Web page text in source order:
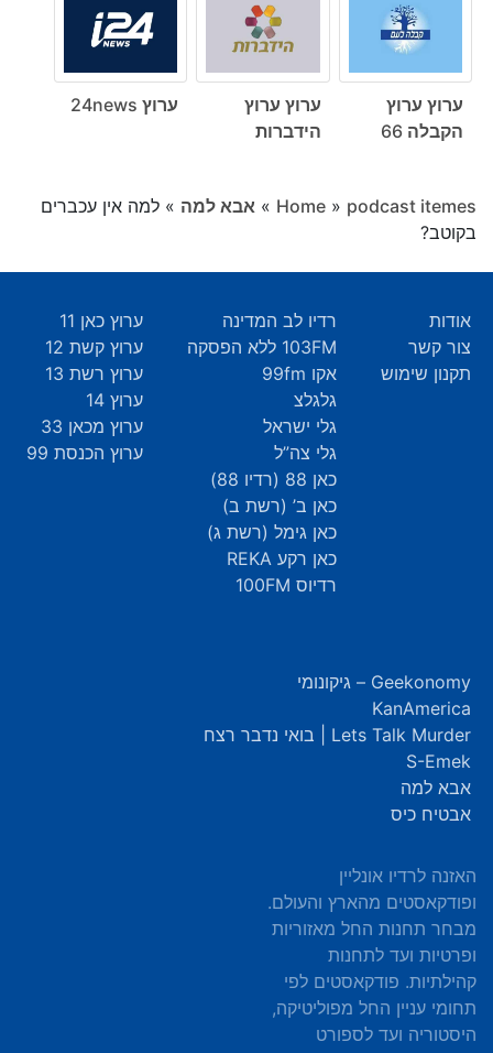
ערוץ ערוץ
הקבלה 66
ערוץ ערוץ
הידברות
ערוץ 24news
Home » podcast itemes
» אבא למה » למה אין עכברים
בקוטב?
אודות
צור קשר
תקנון שימוש
רדיו לב המדינה
103FM ללא הפסקה
אקו 99fm
גלגלצ
גלי ישראל
גלי צה”ל
כאן 88 (רדיו 88)
כאן ב’ (רשת ב)
כאן גימל (רשת ג)
כאן רקע REKA
רדיוס 100FM
ערוץ כאן 11
ערוץ קשת 12
ערוץ רשת 13
ערוץ 14
ערוץ מכאן 33
ערוץ הכנסת 99
Geekonomy – גיקונומי
KanAmerica
Lets Talk Murder | בואי נדבר רצח
S-Emek
אבא למה
אבטיח כיס
האזנה לרדיו אונליין
ופודקאסטים מהארץ והעולם.
מבחר תחנות החל מאזוריות
ופרטיות ועד לתחנות
קהילתיות. פודקאסטים לפי
תחומי עניין החל מפוליטיקה,
היסטוריה ועד לספורט